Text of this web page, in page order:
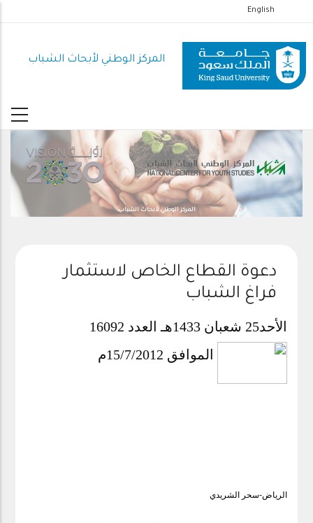
إلى
المحتوى
الرئيسي
English
المركز الوطني لأبحاث الشباب
المركز الوطني لأبحاث الشباب
دعوة القطاع الخاص لاستثمار
فراغ الشباب
الأحد25 شعبان 1433هـ العدد 16092
الموافق 15/7/2012م
الرياض-سحر الشريدي